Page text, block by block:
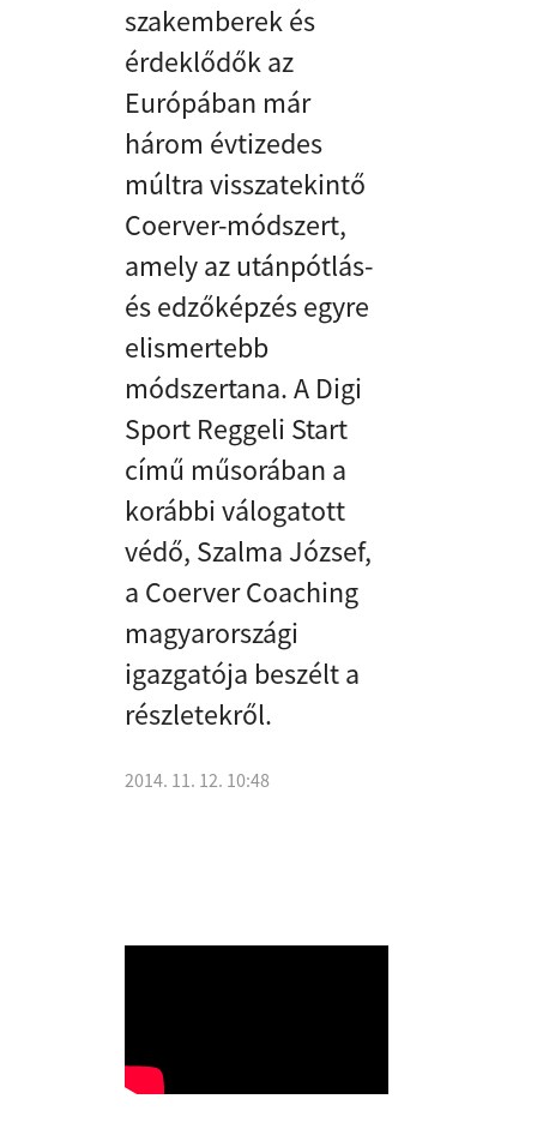
szakemberek és
érdeklődők az
Európában már
három évtizedes
múltra visszatekintő
Coerver-módszert,
amely az utánpótlás-
és edzőképzés egyre
elismertebb
módszertana. A Digi
Sport Reggeli Start
című műsorában a
korábbi válogatott
védő, Szalma József,
a Coerver Coaching
magyarországi
igazgatója beszélt a
részletekről.
2014. 11. 12. 10:48